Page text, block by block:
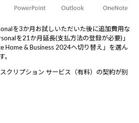
を3か月お試しいただいた後に追加費用な
を21か月延長(支払方法の登録が必要)」
Home & Business 2024へ切り替え」を選ん
クリプション サービス（有料）の契約が別